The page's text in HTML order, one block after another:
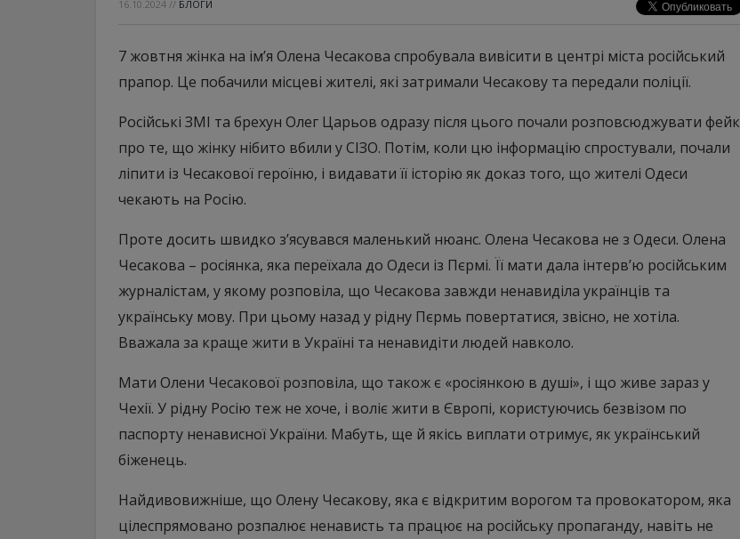
16.10.2024 // БЛОГИ
7 жовтня жінка на ім’я Олена Чесакова спробувала вивісити в центрі міста російський
прапор. Це побачили місцеві жителі, які затримали Чесакову та передали поліції.
Російські ЗМІ та брехун Олег Царьов одразу після цього почали розповсюджувати фейк
про те, що жінку нібито вбили у СІЗО. Потім, коли цю інформацію спростували, почали
ліпити із Чесакової героїню, і видавати її історію як доказ того, що жителі Одеси
чекають на Росію.
Проте досить швидко з’ясувався маленький нюанс. Олена Чесакова не з Одеси. Олена
Чесакова – росіянка, яка переїхала до Одеси із Пєрмі. Її мати дала інтерв’ю російським
журналістам, у якому розповіла, що Чесакова завжди ненавиділа українців та
українську мову. При цьому назад у рідну Пєрмь повертатися, звісно, ​​не хотіла.
Вважала за краще жити в Україні та ненавидіти людей навколо.
Мати Олени Чесакової розповіла, що також є «росіянкою в душі», і що живе зараз у
Чехії. У рідну Росію теж не хоче, і воліє жити в Європі, користуючись безвізом по
паспорту ненависної України. Мабуть, ще й якісь виплати отримує, як український
біженець.
Найдивовижніше, що Олену Чесакову, яка є відкритим ворогом та провокатором, яка
цілеспрямовано розпалює ненависть та працює на російську пропаганду, навіть не